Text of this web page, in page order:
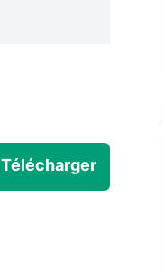
Télécharger